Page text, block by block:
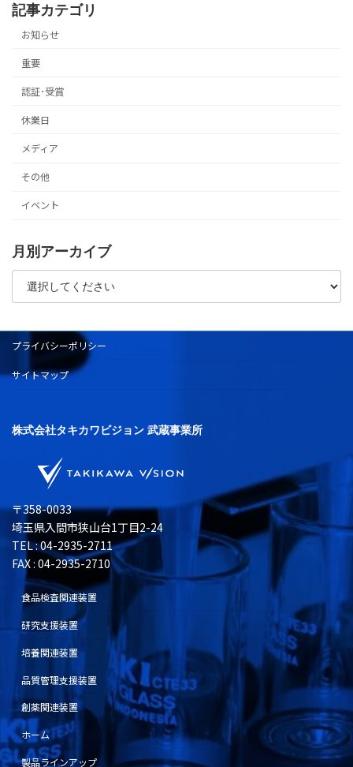
記事カテゴリ
お知らせ
重要
認証･受賞
休業日
メディア
その他
イベント
月別アーカイブ
プライバシーポリシー
サイトマップ
株式会社タキカワビジョン 武蔵事業所
〒358-0033
埼玉県入間市狭山台1丁目2-24
TEL : 04-2935-2711
FAX : 04-2935-2710
食品検査関連装置
研究支援装置
培養関連装置
品質管理支援装置
創薬関連装置
ホーム
製品ラインアップ